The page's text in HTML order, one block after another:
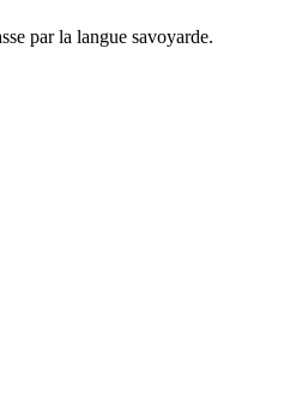
par la langue savoyarde.